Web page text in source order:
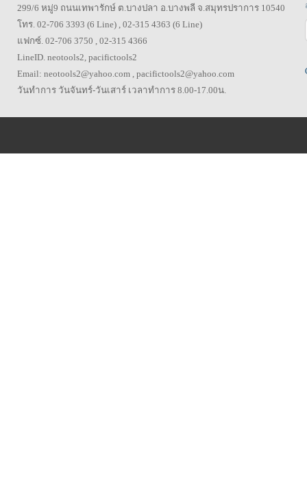
299/6 หมู่9 ถนนเทพารักษ์ ต.บางปลา อ.บางพลี จ.สมุทรปราการ 10540
โทร. 02-706 3393 (6 Line) , 02-315 4363 (6 Line)
แฟกซ์. 02-706 3750 , 02-315 4366
LineID. neotools2, pacifictools2
Email: neotools2@yahoo.com , pacifictools2@yahoo.com
วันทำการ วันจันทร์-วันเสาร์ เวลาทำการ 8.00-17.00น.